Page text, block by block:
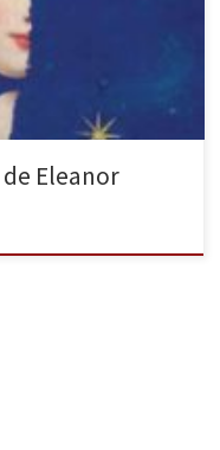
editada
tanto por su
Durante
de Eleanor